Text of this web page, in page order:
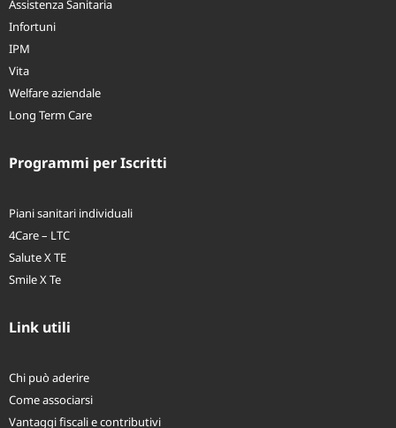
Assistenza Sanitaria
Infortuni
IPM
Vita
Welfare aziendale
Piani sanitari individuali
4Care – LTC
Salute X TE
Chi può aderire
Come associarsi